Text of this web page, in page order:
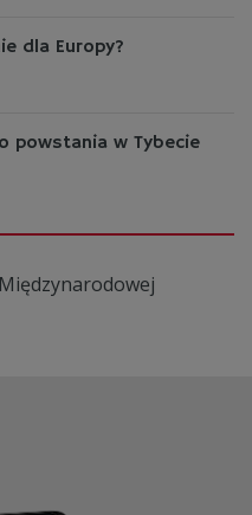
dla Europy?
powstania w Tybecie